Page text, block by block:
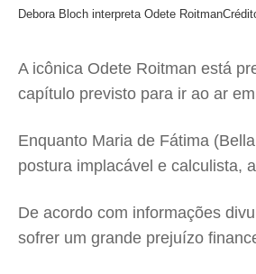
Debora Bloch interpreta Odete Roitman
A icônica Odete Roitman está
capítulo previsto para ir ao ar
Enquanto Maria de Fátima
postura implacável e calculista,
De acordo com informações
sofrer um grande prejuízo